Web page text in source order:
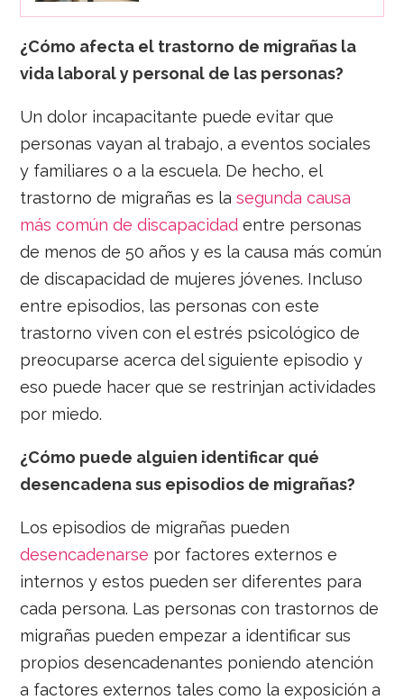
¿Cómo afecta el trastorno de migrañas la
vida laboral y personal de las personas?
Un dolor incapacitante puede evitar que
personas vayan al trabajo, a eventos sociales
y familiares o a la escuela. De hecho, el
trastorno de migrañas es la segunda causa
más común de discapacidad entre personas
de menos de 50 años y es la causa más común
de discapacidad de mujeres jóvenes. Incluso
entre episodios, las personas con este
trastorno viven con el estrés psicológico de
preocuparse acerca del siguiente episodio y
eso puede hacer que se restrinjan actividades
por miedo.
¿Cómo puede alguien identificar qué
desencadena sus episodios de migrañas?
Los episodios de migrañas pueden
desencadenarse por factores externos e
internos y estos pueden ser diferentes para
cada persona. Las personas con trastornos de
migrañas pueden empezar a identificar sus
propios desencadenantes poniendo atención
a factores externos tales como la exposición a